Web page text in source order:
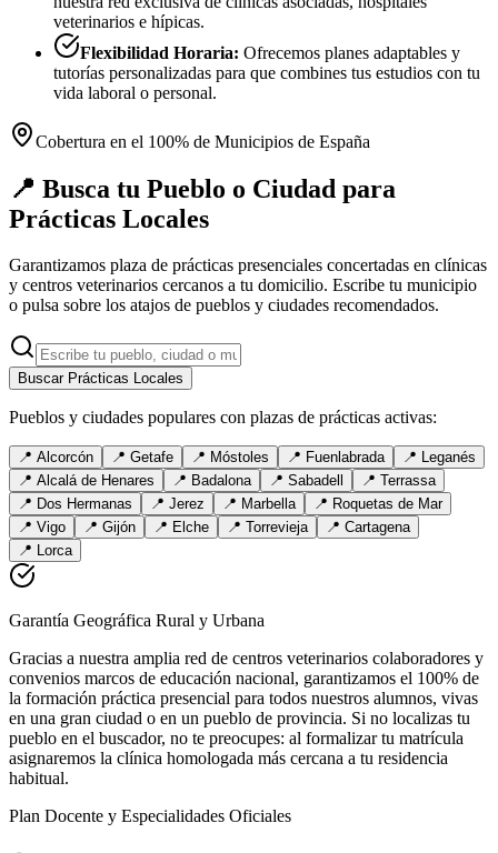
veterinarios e hípicas.
Flexibilidad Horaria: Ofrecemos planes adaptables y
tutorías personalizadas para que combines tus estudios con tu
vida laboral o personal.
Cobertura en el 100% de Municipios de España
📍 Busca tu Pueblo o Ciudad para
Prácticas Locales
Garantizamos plaza de prácticas presenciales concertadas en clínicas
y centros veterinarios cercanos a tu domicilio. Escribe tu municipio
o pulsa sobre los atajos de pueblos y ciudades recomendados.
Buscar Prácticas Locales
Pueblos y ciudades populares con plazas de prácticas activas:
📍 Alcorcón 📍 Getafe 📍 Móstoles 📍 Fuenlabrada 📍 Leganés
📍 Alcalá de Henares 📍 Badalona 📍 Sabadell 📍 Terrassa
📍 Dos Hermanas 📍 Jerez 📍 Marbella 📍 Roquetas de Mar
📍 Vigo 📍 Gijón 📍 Elche 📍 Torrevieja 📍 Cartagena
📍 Lorca
Garantía Geográfica Rural y Urbana
Gracias a nuestra amplia red de centros veterinarios colaboradores y
convenios marcos de educación nacional, garantizamos el 100% de
la formación práctica presencial para todos nuestros alumnos, vivas
en una gran ciudad o en un pueblo de provincia. Si no localizas tu
pueblo en el buscador, no te preocupes: al formalizar tu matrícula
asignaremos la clínica homologada más cercana a tu residencia
habitual.
Plan Docente y Especialidades Oficiales